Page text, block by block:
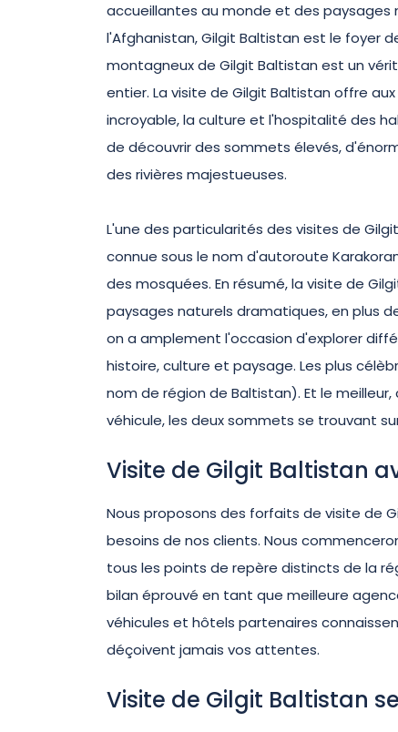
accueillantes au monde et des paysages
l'Afghanistan, Gilgit Baltistan est le foyer
montagneux de Gilgit Baltistan est un
entier. La visite de Gilgit Baltistan offre
incroyable, la culture et l'hospitalité des
de découvrir des sommets élevés,
des rivières majestueuses.
L'une des particularités des visites de
connue sous le nom d'autoroute
des mosquées. En résumé, la visite de
paysages naturels dramatiques, en plus
on a amplement l'occasion d'explorer
histoire, culture et paysage. Les plus
nom de région de Baltistan). Et le
véhicule, les deux sommets se trouvant
Visite de Gilgit Baltistan
Nous proposons des forfaits de visite de
besoins de nos clients. Nous
tous les points de repère distincts de la
bilan éprouvé en tant que meilleure
véhicules et hôtels partenaires
déçoivent jamais vos attentes.
Visite de Gilgit Baltistan